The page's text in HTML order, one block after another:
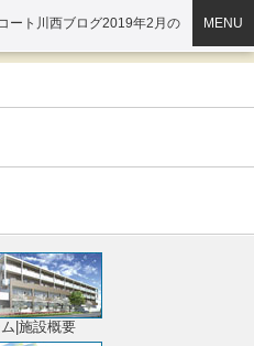
ート川西ブログ2019年2月の
MENU
|施設概要